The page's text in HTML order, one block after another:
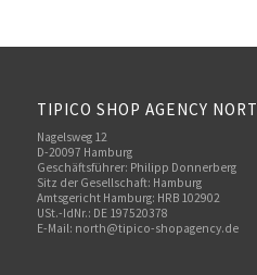
TIPICO SHOP AGENCY
Nagelsweg 12
D-20097 Hamburg
Geschäftsführer: Philipp Donnerberg
Sitz der Gesellschaft: Hamburg
Amtsgericht Hamburg: HRB 102902
USt.-IdNr.: DE 197520378
E-Mail: north@tipico-shopagency.de